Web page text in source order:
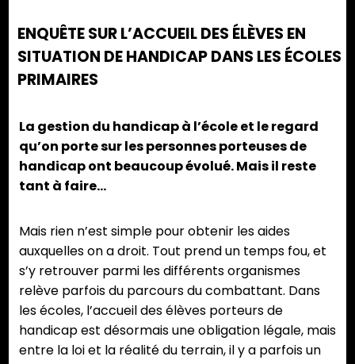
ENQUÊTE SUR L’ACCUEIL DES ÉLÈVES EN
SITUATION DE HANDICAP DANS LES ÉCOLES
PRIMAIRES
La gestion du handicap à l’école et le regard
qu’on porte sur les personnes porteuses de
handicap ont beaucoup évolué. Mais il reste
tant à faire…
Mais rien n’est simple pour obtenir les aides
auxquelles on a droit. Tout prend un temps fou, et
s’y retrouver parmi les différents organismes
relève parfois du parcours du combattant. Dans
les écoles, l’accueil des élèves porteurs de
handicap est désormais une obligation légale, mais
entre la loi et la réalité du terrain, il y a parfois un